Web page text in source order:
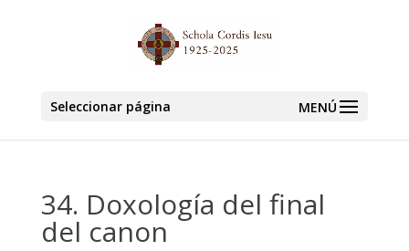
Seleccionar página
34. Doxología del final
del canon